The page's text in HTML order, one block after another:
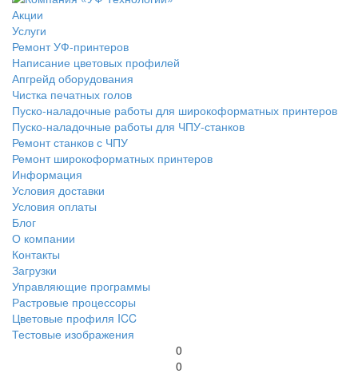
Акции
Услуги
Ремонт УФ-принтеров
Написание цветовых профилей
Апгрейд оборудования
Чистка печатных голов
Пуско-наладочные работы для широкоформатных принтеров
Пуско-наладочные работы для ЧПУ-станков
Ремонт станков с ЧПУ
Ремонт широкоформатных принтеров
Информация
Условия доставки
Условия оплаты
Блог
О компании
Контакты
Загрузки
Управляющие программы
Растровые процессоры
Цветовые профиля ICC
Тестовые изображения
0
0